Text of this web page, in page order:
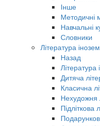
Інше
Методичні
Навчальні
Словники
Література
Назад
Дитяча
Класична
Нехудожня
Підліткова